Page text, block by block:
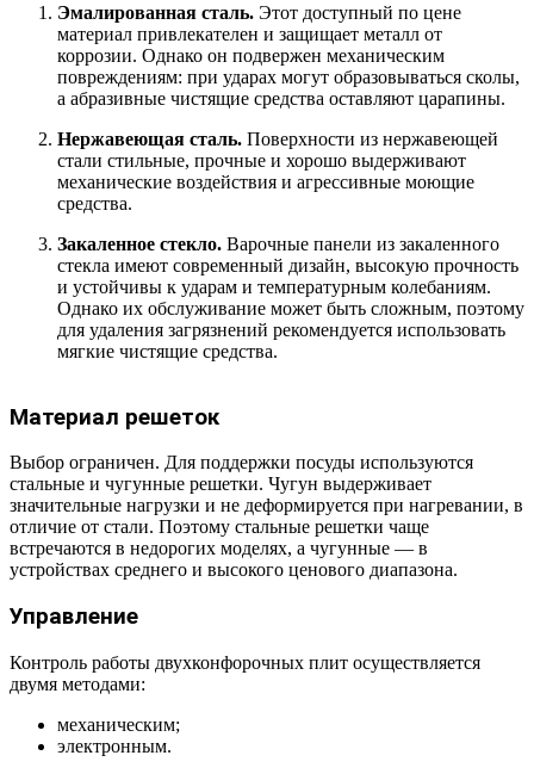
Эмалированная сталь. Этот доступный по цене
материал привлекателен и защищает металл от
коррозии. Однако он подвержен механическим
повреждениям: при ударах могут образовываться сколы,
а абразивные чистящие средства оставляют царапины.
Нержавеющая сталь. Поверхности из нержавеющей
стали стильные, прочные и хорошо выдерживают
механические воздействия и агрессивные моющие
средства.
Закаленное стекло. Варочные панели из закаленного
стекла имеют современный дизайн, высокую прочность
и устойчивы к ударам и температурным колебаниям.
Однако их обслуживание может быть сложным, поэтому
для удаления загрязнений рекомендуется использовать
мягкие чистящие средства.
Материал решеток
Выбор ограничен. Для поддержки посуды используются
стальные и чугунные решетки. Чугун выдерживает
значительные нагрузки и не деформируется при нагревании, в
отличие от стали. Поэтому стальные решетки чаще
встречаются в недорогих моделях, а чугунные — в
устройствах среднего и высокого ценового диапазона.
Управление
Контроль работы двухконфорочных плит осуществляется
двумя методами:
механическим;
электронным.